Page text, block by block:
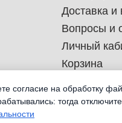
Доставка и
Вопросы и
Личный
Корзина
согласие на обработку
тогда